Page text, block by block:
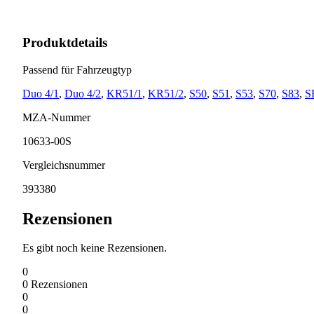
Produktdetails
Passend für Fahrzeugtyp
Duo 4/1 , Duo 4/2, KR51/1 , KR51/2, S50, S51 , S53, S70, S83,
MZA-Nummer
10633-00S
Vergleichsnummer
393380
Rezensionen
Es gibt noch keine Rezensionen.
0
0 Rezensionen
0
0